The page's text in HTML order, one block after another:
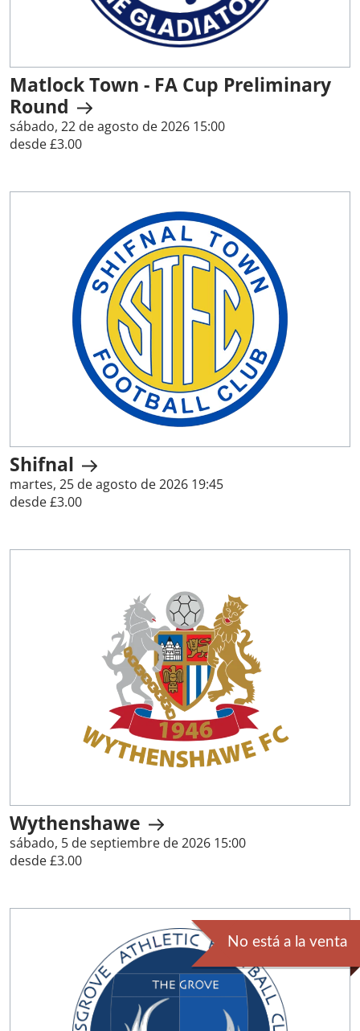
Matlock Town - FA Cup Preliminary
Round
sábado, 22 de agosto de 2026 15:00
desde £3.00
Shifnal
martes, 25 de agosto de 2026 19:45
desde £3.00
Wythenshawe
sábado, 5 de septiembre de 2026 15:00
desde £3.00
No está a la venta